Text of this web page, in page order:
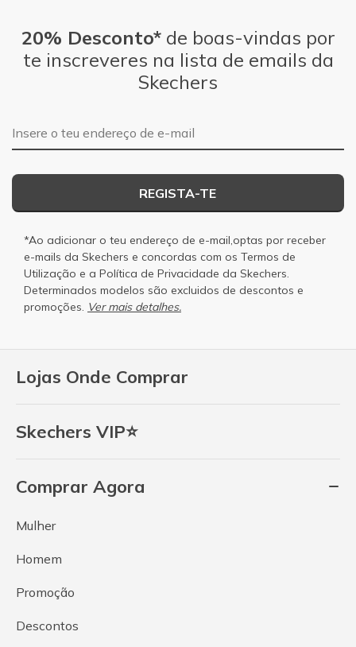
Lojas Onde Comprar
Skechers VIP⭐
Comprar Agora
Mulher
Homem
Promoção
Descontos
20% Desconto*de boas-vindas por
te inscreveres na lista de emails da
Skechers
Endereço de e-mail
REGISTA-TE
*Ao adicionar o teu endereço de e-mail,optas por receber
e-mails da Skechers e concordas com os Termos de
Utilização e a Política de Privacidade da Skechers.
Determinados modelos são excluidos de descontos e
promoções. Ver mais detalhes.